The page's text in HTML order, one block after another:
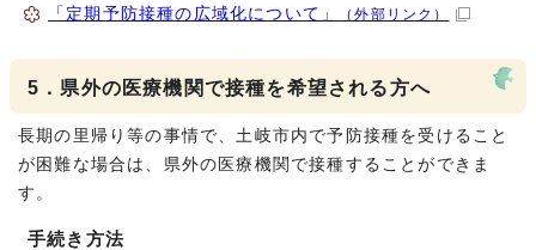
「定期予防接種の広域化について」 （外部リンク）
5．県外の医療機関で接種を希望される方へ
長期の里帰り等の事情で、土岐市内で予防接種を受けること
が困難な場合は、県外の医療機関で接種することができま
す。
手続き方法